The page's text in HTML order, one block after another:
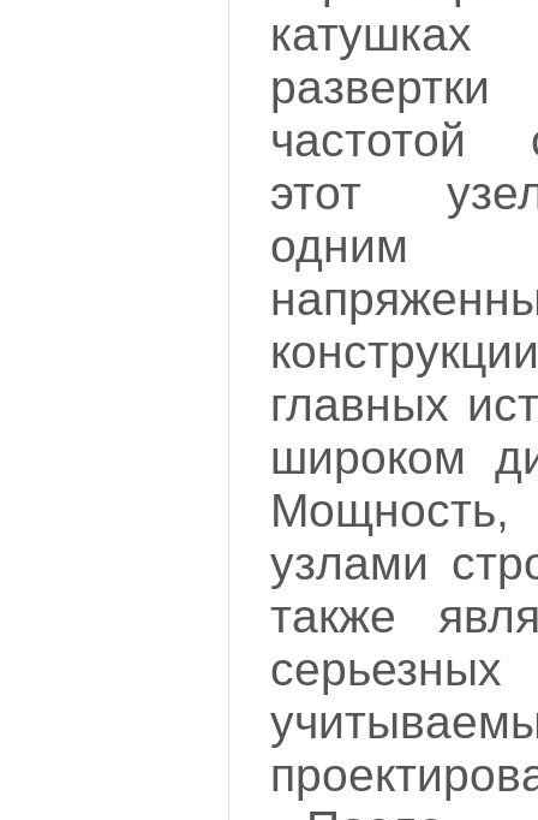
частотой
этот
одним
главных
широком
узлами
также